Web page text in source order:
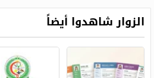
الزوار شاهدوا أيضاً